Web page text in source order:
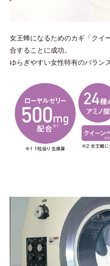
女王蜂になるためのカギ「クイ
合することに成功。
ゆらぎやすい女性特有のバラン